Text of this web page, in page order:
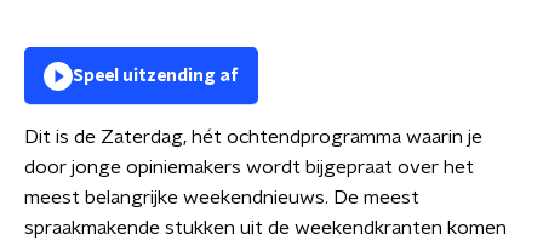
Speel uitzending af
Dit is de Zaterdag, hét ochtendprogramma waarin je
door jonge opiniemakers wordt bijgepraat over het
meest belangrijke weekendnieuws. De meest
spraakmakende stukken uit de weekendkranten komen